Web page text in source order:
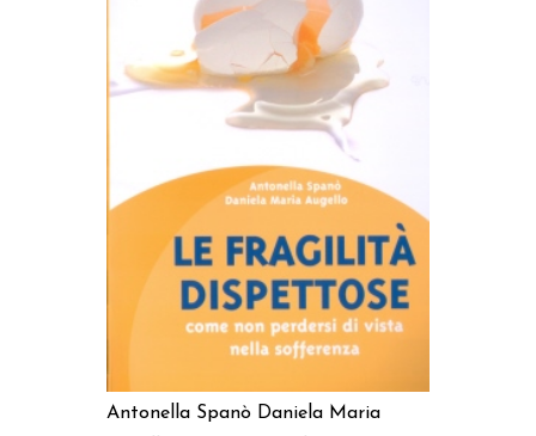
AGGIUNGI AL CARRELLO
Antonella Spanò Daniela Maria